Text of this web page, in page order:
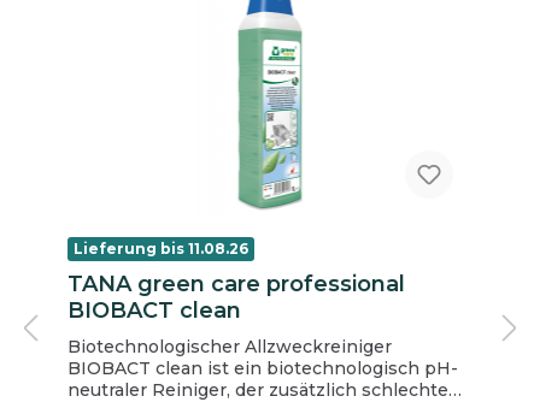
Lieferung bis 11.08.26
TANA green care professional
BIOBACT clean
Biotechnologischer Allzweckreiniger
BIOBACT clean ist ein biotechnologisch pH-
neutraler Reiniger, der zusätzlich schlechte